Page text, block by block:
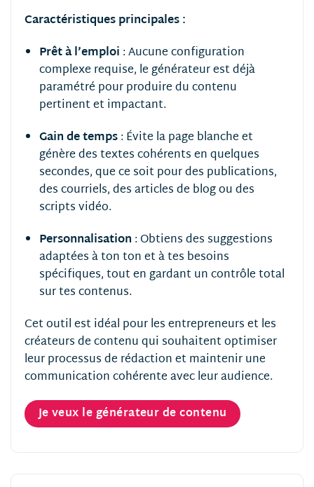
Caractéristiques principales :
Prêt à l’emploi :Aucune configuration
complexe requise, le générateur est déjà
paramétré pour produire du contenu
pertinent et impactant.
Gain de temps: Évite la page blanche et
génère des textes cohérents en quelques
secondes, que ce soit pour des publications,
des courriels, des articles de blog ou des
scripts vidéo.
Personnalisation : Obtiens des suggestions
adaptées à ton ton et à tes besoins
spécifiques, tout en gardant un contrôle total
sur tes contenus.
Cet outil est idéal pour les entrepreneurs et les
créateurs de contenu qui souhaitent optimiser
leur processus de rédaction et maintenir une
communication cohérente avec leur audience.
Je veux le générateur de contenu